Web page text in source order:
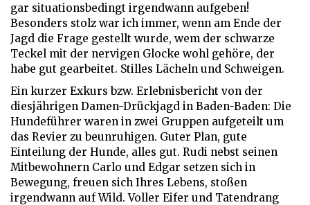
gar situationsbedingt irgendwann aufgeben!
Besonders stolz war ich immer, wenn am Ende der
Jagd die Frage gestellt wurde, wem der schwarze
Teckel mit der nervigen Glocke wohl gehöre, der
habe gut gearbeitet. Stilles Lächeln und Schweigen.
Ein kurzer Exkurs bzw. Erlebnisbericht von der
diesjährigen Damen-Drückjagd in Baden-Baden: Die
Hundeführer waren in zwei Gruppen aufgeteilt um
das Revier zu beunruhigen. Guter Plan, gute
Einteilung der Hunde, alles gut. Rudi nebst seinen
Mitbewohnern Carlo und Edgar setzen sich in
Bewegung, freuen sich Ihres Lebens, stoßen
irgendwann auf Wild. Voller Eifer und Tatendrang